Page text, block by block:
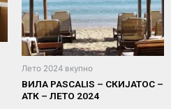
Лето 2024 вкупно
ВИЛА PASCALIS – СКИЈАТОС –
АТК – ЛЕТО 2024